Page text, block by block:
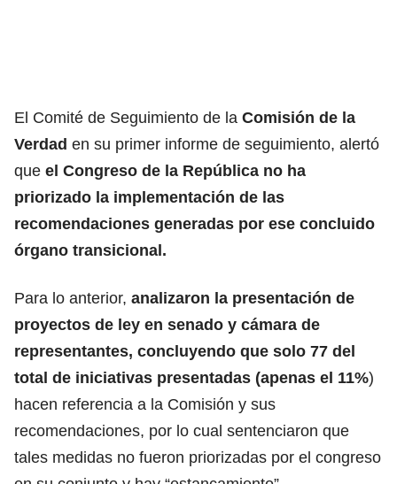
El Comité de Seguimiento de la Comisión de la
Verdad en su primer informe de seguimiento, alertó
que el Congreso de la República no ha
priorizado la implementación de las
recomendaciones generadas por ese concluido
órgano transicional.
Para lo anterior, analizaron la presentación de
proyectos de ley en senado y cámara de
representantes, concluyendo que solo 77 del
total de iniciativas presentadas (apenas el 11%)
hacen referencia a la Comisión y sus
recomendaciones, por lo cual sentenciaron que
tales medidas no fueron priorizadas por el congreso